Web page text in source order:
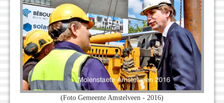
(Foto Gemeente Amstelveen - 2016)